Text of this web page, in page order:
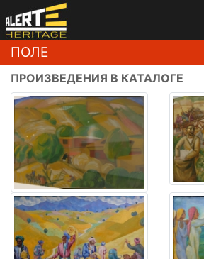
ПОЛЕ
ПРОИЗВЕДЕНИЯ В КАТАЛОГЕ